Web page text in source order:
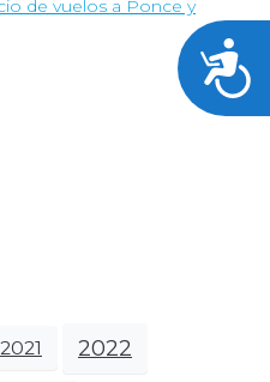
de vuelos a Ponce y
2021 2022